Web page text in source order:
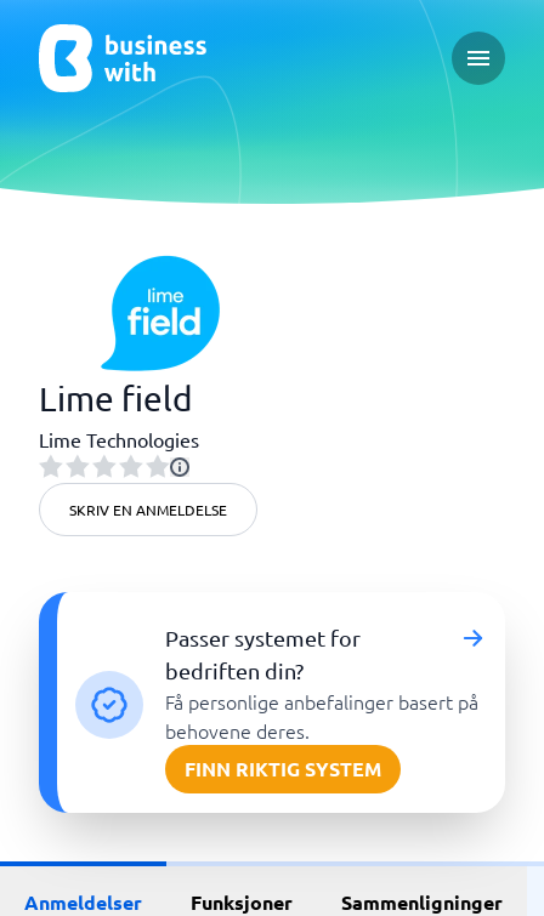
Open
Lime field
Lime Technologies
SKRIV EN ANMELDELSE
Passer systemet for
bedriften din?
Få personlige anbefalinger basert på
behovene deres.
FINN RIKTIG SYSTEM
Anmeldelser Funksjoner Sammenligninger